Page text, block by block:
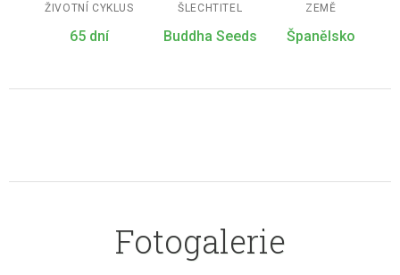
ŽIVOTNÍ CYKLUS
65 dní
ŠLECHTITEL
Buddha Seeds
ZEMĚ
Španělsko
Fotogalerie